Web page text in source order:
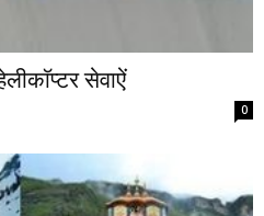
सेवाऐं
0